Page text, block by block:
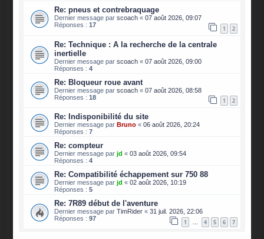
Re: pneus et contrebraquage
Dernier message parscoach «07 août 2026, 09:07
Réponses :17 1 2
Re: Technique : A la recherche de la centrale
inertielle
Dernier message parscoach «07 août 2026, 09:00
Réponses :4
Re: Bloqueur roue avant
Dernier message parscoach «07 août 2026, 08:58
Réponses :18 1 2
Re: Indisponibilité du site
Dernier message par Bruno «06 août 2026, 20:24
Réponses :7
Re: compteur
Dernier message parjd «03 août 2026, 09:54
Réponses :4
Re: Compatibilité échappement sur 750 88
Dernier message parjd «02 août 2026, 10:19
Réponses :5
Re: 7R89 début de l'aventure
Dernier message parTimRider «31 juil. 2026, 22:06
Réponses :97 1 … 4 5 6 7